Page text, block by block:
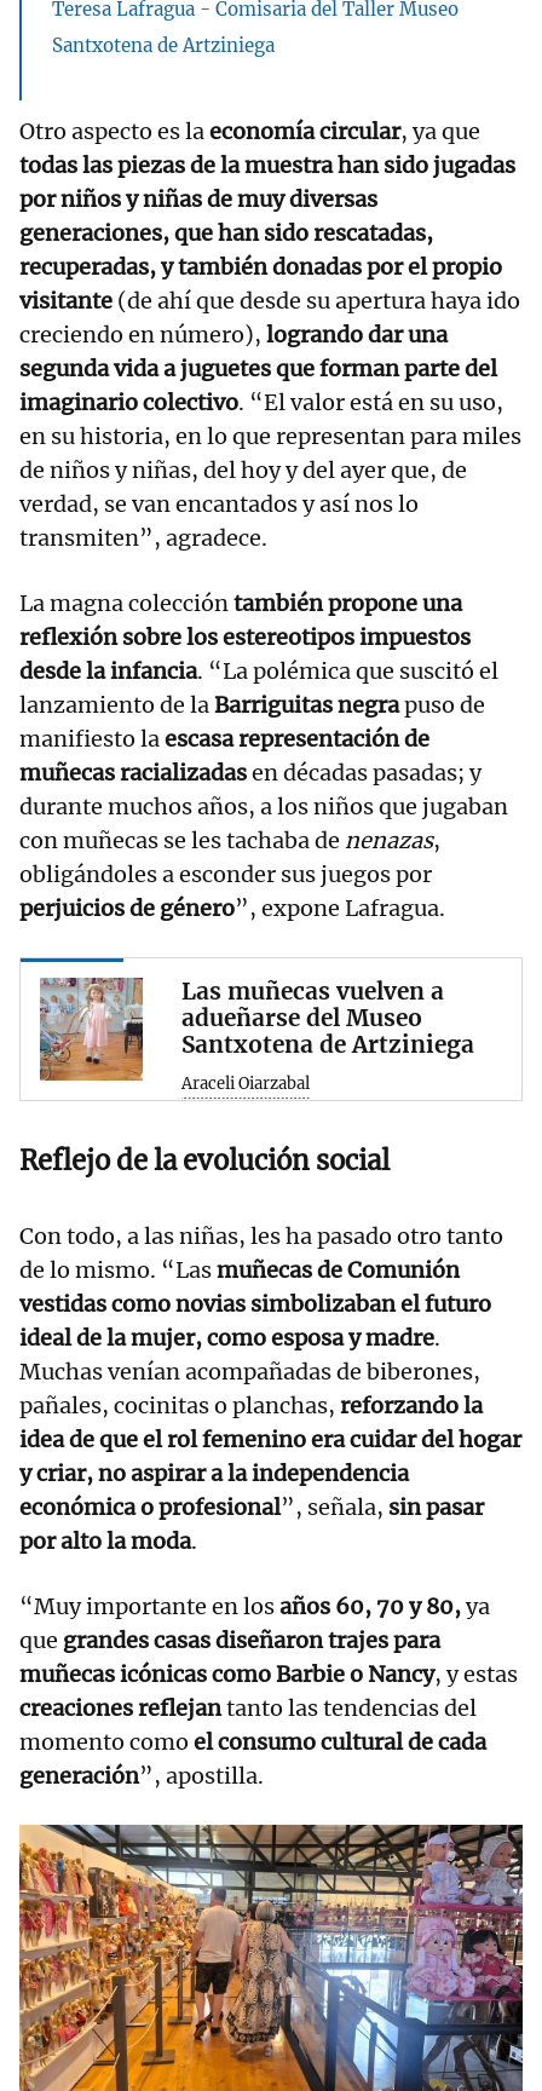
Teresa Lafragua - Comisaria del Taller Museo
Santxotena de Artziniega
Otro aspecto es laeconomía circular, ya que
todas las piezas de la muestra han sido jugadas
por niños y niñas de muy diversas
generaciones, que han sido rescatadas,
recuperadas, y también donadas por el propio
visitante (de ahí que desde su apertura haya ido
creciendo en número), logrando dar una
segunda vida a juguetes que forman parte del
imaginario colectivo. “El valor está en su uso,
en su historia, en lo que representan para miles
de niños y niñas, del hoy y del ayer que, de
verdad, se van encantados y así nos lo
transmiten”, agradece.
La magna coleccióntambién propone una
reflexión sobre los estereotipos impuestos
desde la infancia. “La polémica que suscitó el
lanzamiento de laBarriguitas negrapuso de
manifiesto laescasa representación de
muñecas racializadasen décadas pasadas; y
durante muchos años, a los niños que jugaban
con muñecas se les tachaba de nenazas,
obligándoles a esconder sus juegos por
perjuicios de género”, expone Lafragua.
Las muñecas vuelven a
adueñarse del Museo
Santxotena de Artziniega
Araceli Oiarzabal
Reflejo de la evolución social
Con todo, a las niñas, les ha pasado otro tanto
de lo mismo. “Lasmuñecas de Comunión
vestidas como novias simbolizaban el futuro
ideal de la mujer, como esposa y madre.
Muchas venían acompañadas de biberones,
pañales, cocinitas o planchas, reforzando la
idea de que el rol femenino era cuidar del hogar
y criar, no aspirar a la independencia
económica o profesional”, señala, sin pasar
por alto la moda.
“Muy importante en losaños 60, 70 y 80,ya
que grandes casas diseñaron trajes para
muñecas icónicas como Barbie o Nancy, y estas
creaciones reflejantanto las tendencias del
momento como el consumo cultural de cada
generación”, apostilla.